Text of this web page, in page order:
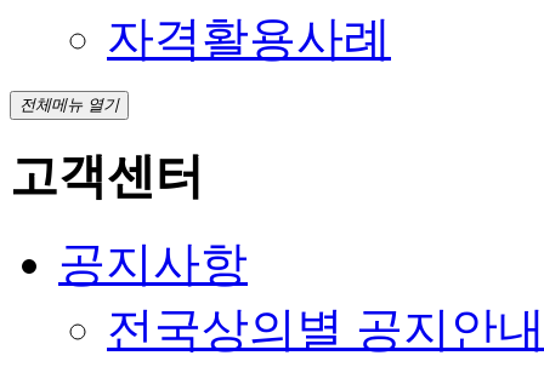
자격활용사례
전체메뉴 열기
고객센터
공지사항
전국상의별 공지안내